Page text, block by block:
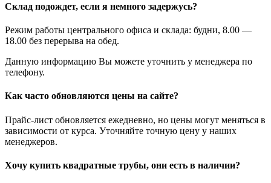
Склад подождет, если я немного задержусь?
Режим работы центрального офиса и склада: будни, 8.00 —
18.00 без перерыва на обед.
Данную информацию Вы можете уточнить у менеджера по
телефону.
Как часто обновляются цены на сайте?
Прайс-лист обновляется ежедневно, но цены могут меняться в
зависимости от курса. Уточняйте точную цену у наших
менеджеров.
Хочу купить квадратные трубы, они есть в наличии?